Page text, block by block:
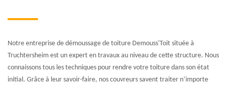
Notre entreprise de démoussage de toiture Demouss'Toit située à
Truchtersheim est un expert en travaux au niveau de cette structure. Nous
connaissons tous les techniques pour rendre votre toiture dans son état
initial. Grâce à leur savoir-faire, nos couvreurs savent traiter n’importe